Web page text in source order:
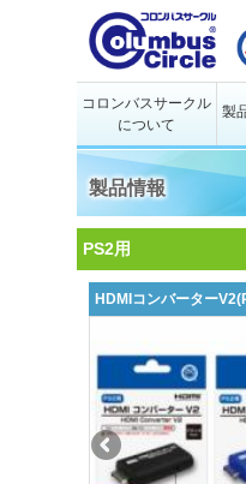
コロンバスサークル
について
製
製品情報
PS2用
HDMIコンバーター